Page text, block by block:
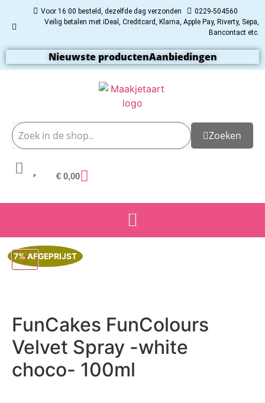
Voor 16:00 besteld, dezelfde dag verzonden
0229-504560
Veilig betalen met iDeal, Creditcard, Klarna, Apple Pay, Riverty, Sepa,
Bancontact etc.
Nieuwste productenAanbiedingen
Zoeken
€ 0,00
7% AFGEPRIJST
FunCakes FunColours
Velvet Spray -white
choco- 100ml